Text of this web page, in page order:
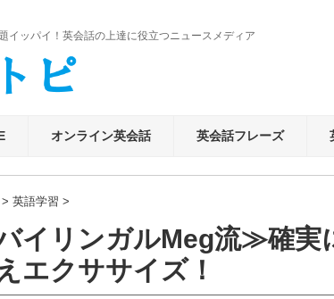
イッパイ！英会話の上達に役立つニュースメディア
オンライン英会話 英会話フレーズ
> 英語学習 >
イリンガルMeg流≫確実
エクササイズ！